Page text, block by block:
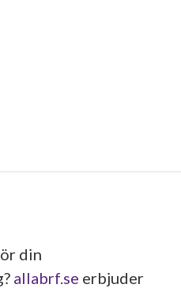
din
allabrf.se erbjuder